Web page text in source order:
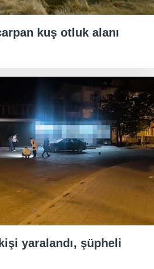
kuş otluk alanı
yaralandı, şüpheli